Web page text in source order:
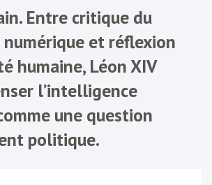
Entre critique du
et réflexion
humaine, Léon XIV
l’intelligence
une question
politique.